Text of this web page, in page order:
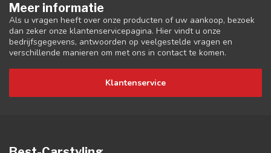
Meer informatie
Als u vragen heeft over onze producten of uw aankoop, bezoek
dan zeker onze klantenservicepagina. Hier vindt u onze
bedrijfsgegevens, antwoorden op veelgestelde vragen en
verschillende manieren om met ons in contact te komen.
Klantenservice